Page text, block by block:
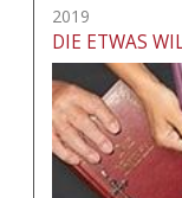
2019
DIE ETWAS